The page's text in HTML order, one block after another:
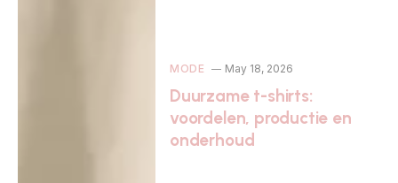
MODE May 18, 2026
Duurzame t-shirts:
voordelen, productie en
onderhoud